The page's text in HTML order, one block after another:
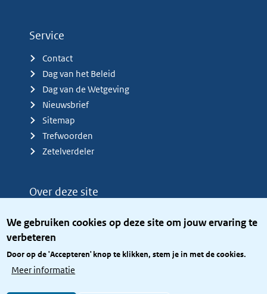
We gebruiken cookies op deze site om jouw ervaring te
verbeteren
Door op de 'Accepteren' knop te klikken, stem je in met de cookies.
Meer informatie
Service
Contact
Dag van het Beleid
Dag van de Wetgeving
Nieuwsbrief
Sitemap
Trefwoorden
Zetelverdeler
Over deze site
Privacy
Toegang site openbaar
Toegankelijkheid